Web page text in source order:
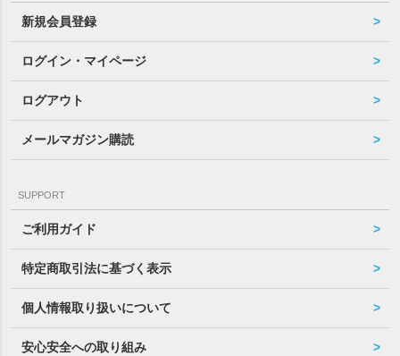
新規会員登録
ログイン・マイページ
ログアウト
メールマガジン購読
SUPPORT
ご利用ガイド
特定商取引法に基づく表示
個人情報取り扱いについて
安心安全への取り組み